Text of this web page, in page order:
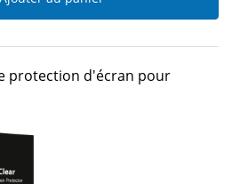
protection d'écran pour